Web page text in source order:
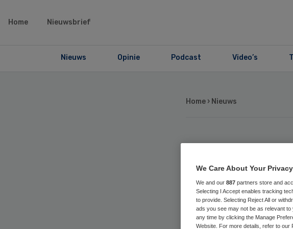
Home Nieuwsbrief
Nieuws Opinie Podcast Video’s
Home › Nieuws
rvt
We Care About Your Privacy
We and our 887 partners store and
Selecting I Accept enables tracking
to provide. Selecting Reject All or
ads you see may not be as relevant
any time by clicking the Manage
Website. For more details, refer to our